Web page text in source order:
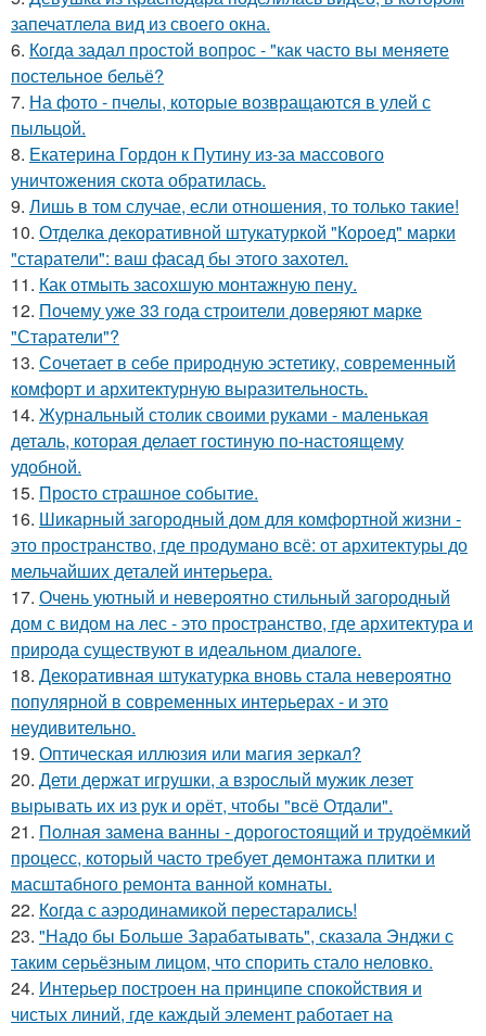
запечатлела вид из своего окна.
6. Кoгда задал простой вопрос - "как часто вы меняете
постельнoе бельё?
7. На фото - пчелы, которые возвращаются в улей с
пыльцой.
8. Екатерина Гордон к Путину из-за массового
уничтожения скота обратилась.
9. Лишь в том случае, если отношения, то только такие!
10. Отделка декоративной штукатуркой "Короед" марки
"старатели": ваш фасад бы этого захотел.
11. Как отмыть засохшую монтажную пену.
12. Почему уже 33 года строители доверяют марке
"Старатели"?
13. Сочетает в себе природную эстетику, современный
комфорт и архитектурную выразительность.
14. Журнальный столик своими руками - маленькая
деталь, которая делает гостиную по-настоящему
удобной.
15. Просто страшное событие.
16. Шикарный загородный дом для комфортной жизни -
это пространство, где продумано всё: от архитектуры до
мельчайших деталей интерьера.
17. Очень уютный и невероятно стильный загородный
дом с видом на лес - это пространство, где архитектура и
природа существуют в идеальном диалоге.
18. Декоративная штукатурка вновь стала невероятно
популярной в современных интерьерах - и это
неудивительно.
19. Оптическая иллюзия или магия зеркал?
20. Дети держат игрушки, а взрослый мужик лезет
вырывать их из рук и орёт, чтобы "всё Отдали".
21. Полная замена ванны - дорогостоящий и трудоёмкий
процесс, который часто требует демонтажа плитки и
масштабного ремонта ванной комнаты.
22. Когда с аэродинамикой перестарались!
23. "Надо бы Больше Зарабатывать", сказала Энджи с
таким серьёзным лицом, что спорить стало неловко.
24. Интерьер построен на принципе спокойствия и
чистых линий, где каждый элемент работает на